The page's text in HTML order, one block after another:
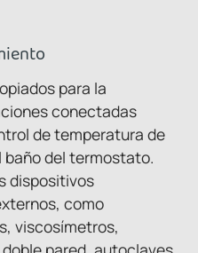
para la
conectadas
de temperatura de
del termostato.
dispositivos
como
viscosímetros,